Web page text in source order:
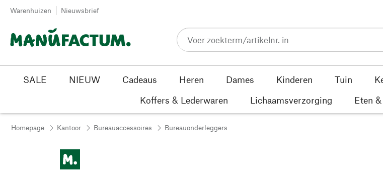
Passer au contenu
Warenhuizen Nieuwsbrief
SALE NIEUW Cadeaus Heren Dames Kinderen Tuin
Koffers & Lederwaren
Lichaamsverzorging Eten
Homepage Kantoor Bureauaccessoires Bureauonderleggers